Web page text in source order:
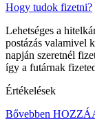
Hogy tudok fizetni?
Lehetséges a
postázás valamivel
napján szeretnél
így a futárnak
Értékelések
Bővebben